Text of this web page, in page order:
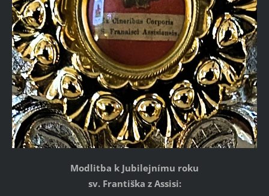
Modlitba k Jubilejnímu roku
sv. Františka z Assisi: